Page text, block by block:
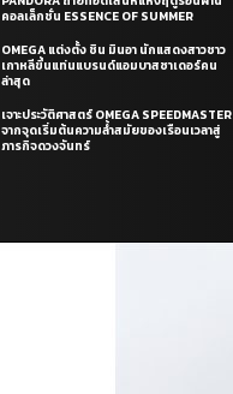
คอลเล็กชั่น ESSENCE OF SUMMER
OMEGA แต่งตั้ง ชิน มินอา นักแสดงสาวชาว
เกาหลีขึ้นแท่นแบรนด์แอมบาสซาเดอร์คน
ล่าสุด
เจาะประวัติศาสตร์ OMEGA SPEEDMASTER
จากจุดเริ่มต้นความล้ำสมัยของเรือนเวลาสู่
ภารกิจดวงจันทร์